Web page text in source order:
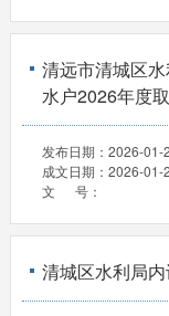
清远市清城区
水户2026年度
发布日期： 2026-01-
成文日期： 2026-01-
文 号：
清城区水利局